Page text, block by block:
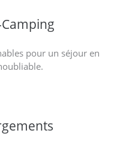
pour un séjour en